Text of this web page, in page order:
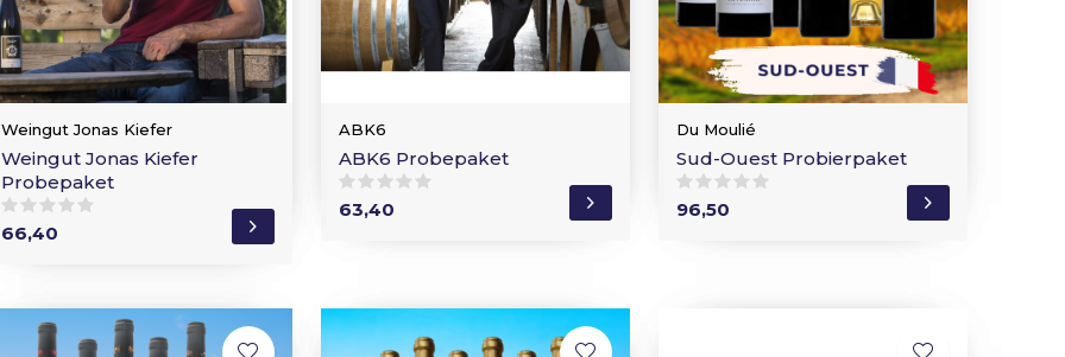
Weingut Jonas Kiefer
Weingut Jonas Kiefer
Probepaket
66,40
ABK6
ABK6 Probepaket
63,40
Du Moulié
Sud-Ouest Probierpaket
96,50